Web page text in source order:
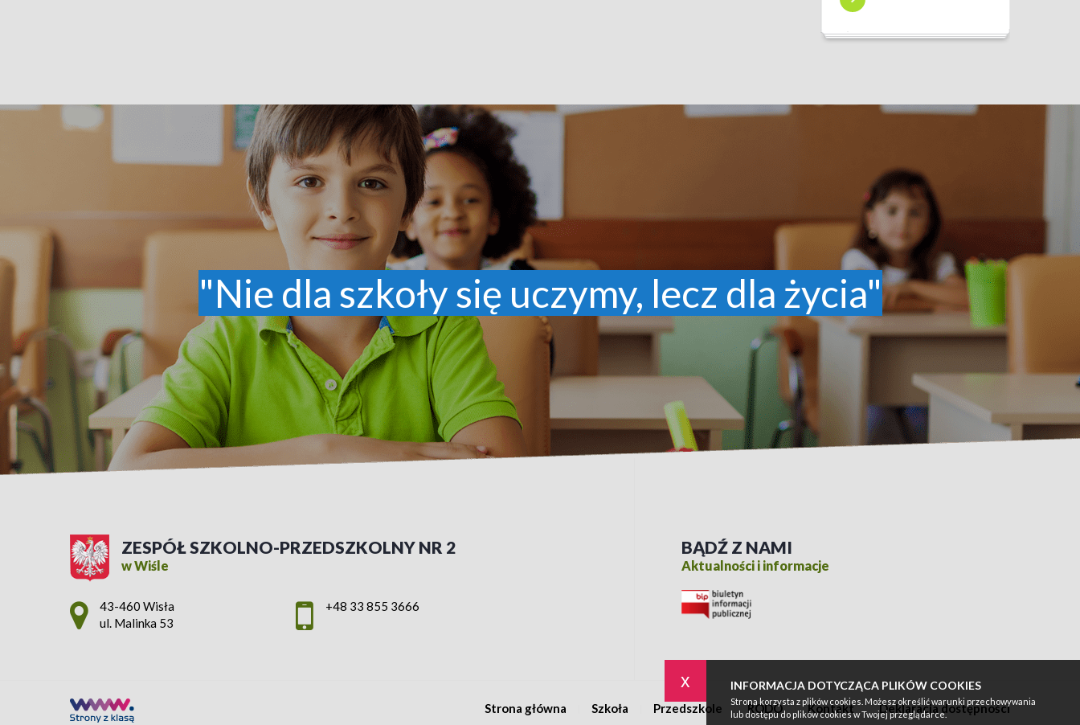
x INFORMACJA DOTYCZĄCA PLIKÓW COOKIES
Strona korzysta z plików cookies. Możesz określić warunki przechowywania
lub dostępu do plików cookies w Twojej przeglądarce.
"Nie dla szkoły się uczymy, lecz dla życia"
ZESPÓŁ SZKOLNO-PRZEDSZKOLNY NR 2
w Wiśle
Adres pocztowy:
43-460 Wisła
ul. Malinka 53
+48 33 855 3666
BĄDŹ Z NAMI
Aktualności i informacje
Strona główna Szkoła Przedszkole RODO Kontakt Deklaracja dostępności